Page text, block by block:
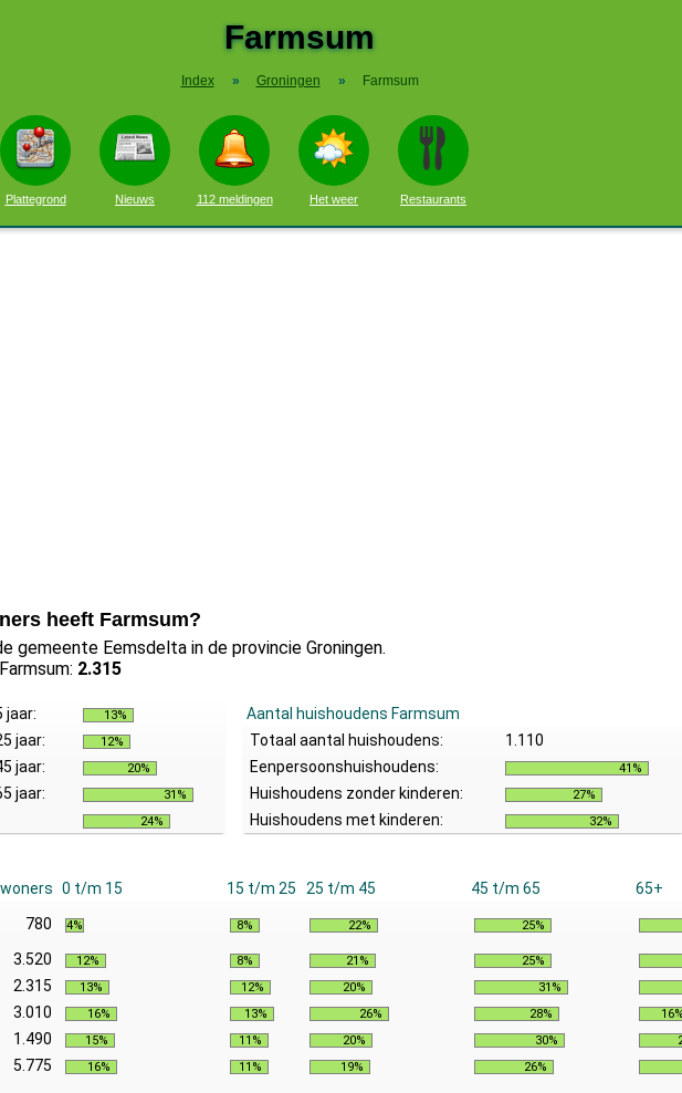
Farmsum
Index » Groningen » Farmsum
Plattegrond Nieuws 112 meldingen Het weer Restaurants
heeft Farmsum?
gemeente Eemsdelta in de provincie Groningen.
2.315
jaar: 13%
jaar: 12%
jaar: 20%
jaar: 31%
24%
Aantal huishoudens Farmsum
Totaal aantal huishoudens:
1.110
Eenpersoonshuishoudens:
41%
Huishoudens zonder kinderen: 27%
Huishoudens met kinderen: 32%
0 t/m 15 15 t/m 25 25 t/m 45 45 t/m 65
65+
780 4% 8% 22% 25%
3.520 12% 8% 21% 25%
2.315 13% 12% 20% 31%
3.010 16% 13% 26% 28% 16%
1.490 15% 11% 20% 30%
5.775 16% 11% 19% 26%